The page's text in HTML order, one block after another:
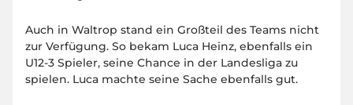
Auch in Waltrop stand ein Großteil des Teams nicht
zur Verfügung. So bekam Luca Heinz, ebenfalls ein
U12-3 Spieler, seine Chance in der Landesliga zu
spielen. Luca machte seine Sache ebenfalls gut.